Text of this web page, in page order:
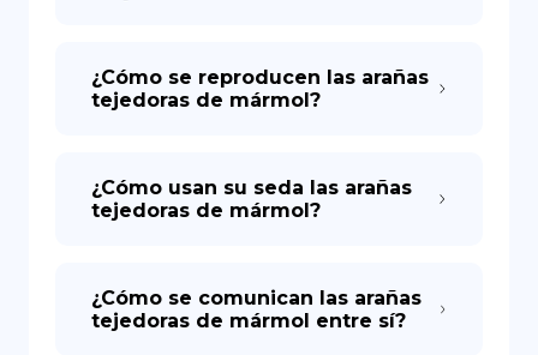
¿Cómo se reproducen las arañas
tejedoras de mármol?
¿Cómo usan su seda las arañas
tejedoras de mármol?
¿Cómo se comunican las arañas
tejedoras de mármol entre sí?